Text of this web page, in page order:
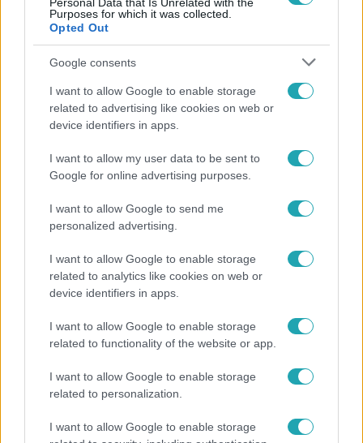
Purposes for which it was collected.
Opted Out
Google consents
I want to allow Google to enable storage
related to advertising like cookies on web or
device identifiers in apps.
I want to allow my user data to be sent to
Google for online advertising purposes.
I want to allow Google to send me
personalized advertising.
I want to allow Google to enable storage
related to analytics like cookies on web or
device identifiers in apps.
I want to allow Google to enable storage
related to functionality of the website or app.
I want to allow Google to enable storage
related to personalization.
I want to allow Google to enable storage
Öt gyereket neveltek fel közösen – szinte sosem
mutatja meg férjét Ungár Anikó